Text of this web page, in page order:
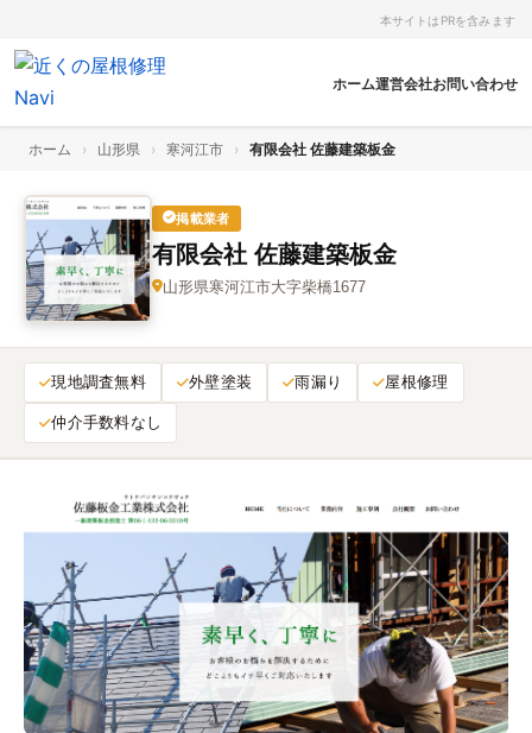
本サイトはPRを含みます
ホーム運営会社お問い合わせ
ホーム › 山形県 › 寒河江市 › 有限会社 佐藤建築板金
掲載業者
有限会社 佐藤建築板金
山形県寒河江市大字柴橋1677
現地調査無料 外壁塗装 雨漏り 屋根修理
仲介手数料なし